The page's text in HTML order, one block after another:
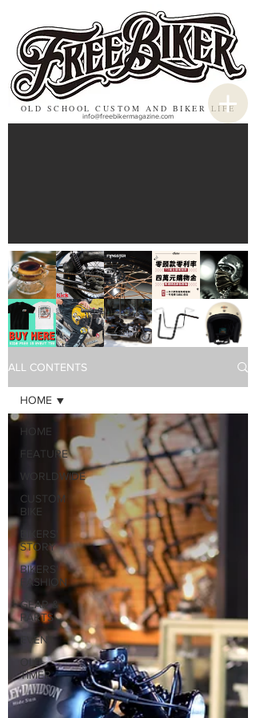
OLD SCHOOL CUSTOM AND BIKER LIFE
info@freebikermagazine.com
ALL CONTENTS
HOME
FEATURE
WORLDWIDE
CUSTOM
BIKE
BIKERS'
STORY
BIKERS'
FASHION
GEAR &
PARTS
EVENT
OLD
TIMER
HOME